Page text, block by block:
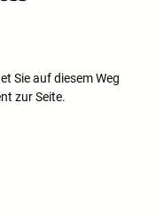
Sie auf diesem Weg
zur Seite.